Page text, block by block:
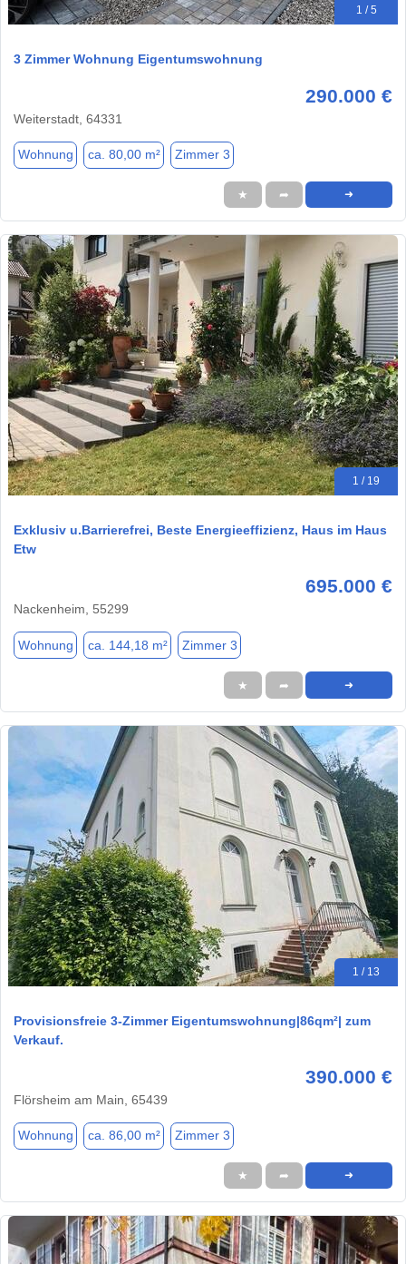
1 / 5
3 Zimmer Wohnung Eigentumswohnung
290.000 €
Weiterstadt, 64331
Wohnung ca. 80,00 m² Zimmer 3
★ ➦ ➜
1 / 19
Exklusiv u.Barrierefrei, Beste Energieeffizienz, Haus im Haus
Etw
695.000 €
Nackenheim, 55299
Wohnung ca. 144,18 m² Zimmer 3
★ ➦ ➜
1 / 13
Provisionsfreie 3-Zimmer Eigentumswohnung|86qm²| zum
Verkauf.
390.000 €
Flörsheim am Main, 65439
Wohnung ca. 86,00 m² Zimmer 3
★ ➦ ➜